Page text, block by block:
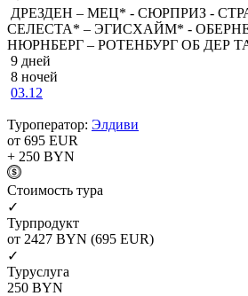
ДРЕЗДЕН – МЕЦ* - СЮРПРИЗ -
СЕЛЕСТА* – ЭГИСХАЙМ* -
НЮРНБЕРГ – РОТЕНБУРГ ОБ ДЕР
9 дней
8 ночей
03.12
Туроператор: Элдиви
от 695 EUR
+ 250 BYN
Cтоимость тура
✓
Турпродукт
от 2427 BYN (695 EUR)
✓
Туруслуга
250 BYN